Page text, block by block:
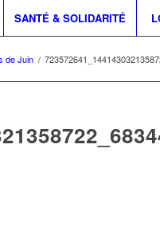
SANTÉ & SOLIDARITÉ
de Juin /